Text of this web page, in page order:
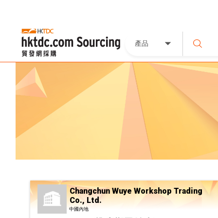
產品
Changchun Wuye Workshop Trading
Co., Ltd.
中國內地